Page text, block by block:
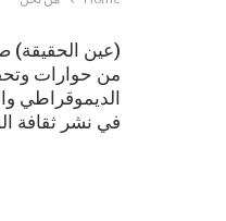
(عين الحقيقة)
من حوارات
الديموقراطي
في نشر ثقافة